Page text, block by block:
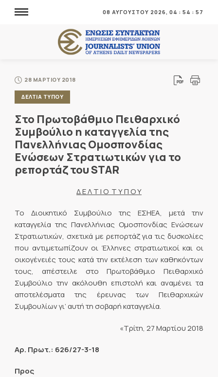
08 ΑΥΓΟΥΣΤΟΥ 2026, 04 : 54 : 57
28 ΜΑΡΤΙΟΥ 2018
ΔΕΛΤΙΑ ΤΥΠΟΥ
Στο Πρωτοβάθμιο Πειθαρχικό
Συμβούλιο η καταγγελία της
Πανελλήνιας Ομοσπονδίας
Ενώσεων Στρατιωτικών για το
ρεπορτάζ του STAR
Δ Ε Λ Τ Ι Ο Τ Υ Π Ο Υ
Το Διοικητικό Συμβούλιο της ΕΣΗΕΑ, μετά την
καταγγελία της Πανελλήνιας Ομοσπονδίας Ενώσεων
Στρατιωτικών, σχετικά με ρεπορτάζ για τις δυσκολίες
που αντιμετωπίζουν οι Έλληνες στρατιωτικοί και οι
οικογένειές τους κατά την εκτέλεση των καθηκόντων
τους, απέστειλε στο Πρωτοβάθμιο Πειθαρχικό
Συμβούλιο την ακόλουθη επιστολή και αναμένει τα
αποτελέσματα της έρευνας των Πειθαρχικών
Συμβουλίων γι’ αυτή τη σοβαρή καταγγελία.
«Τρίτη, 27 Μαρτίου 2018
Αρ. Πρωτ.: 626/27-3-18
Προς